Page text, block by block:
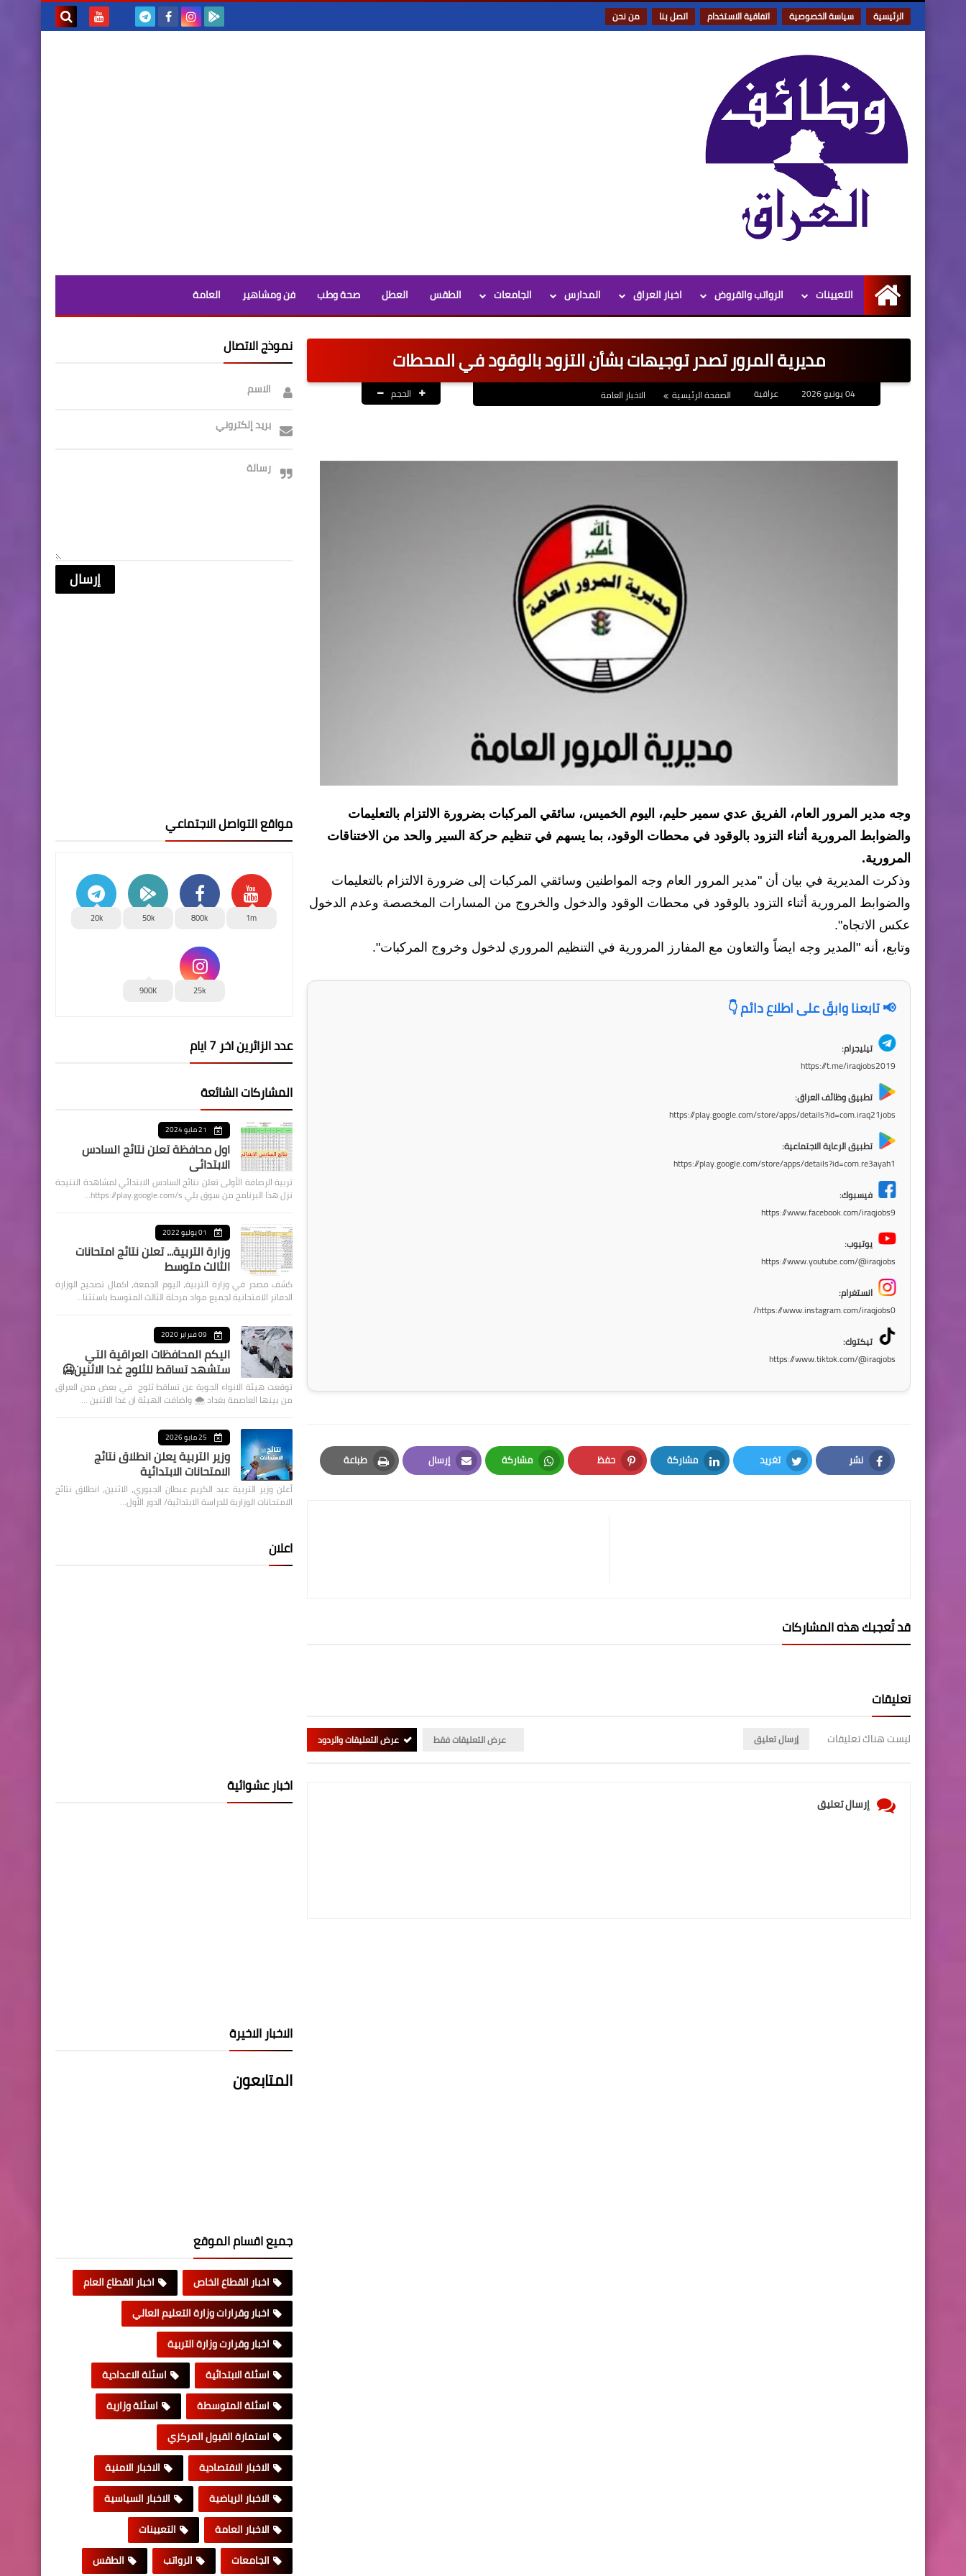
الرئيسية سياسة الخصوصية اتفاقية الاستخدام اتصل بنا من نحن
الرئيسية
التعيينات الرواتب والقروض اخبار العراق المدارس الجامعات الطقس العطل صحة وطب فن ومشاهير العامة
مديرية المرور تصدر توجيهات بشأن التزود بالوقود في المحطات
عراقية الصفحة الرئيسية الاخبار العامة الحجم
وجه مدير المرور العام، الفريق عدي سمير حليم، اليوم الخميس، سائقي المركبات بضرورة الالتزام بالتعليمات
والضوابط المرورية أثناء التزود بالوقود في محطات الوقود، بما يسهم في تنظيم حركة السير والحد من الاختناقات
المرورية.
وذكرت المديرية في بيان أن "مدير المرور العام وجه المواطنين وسائقي المركبات إلى ضرورة الالتزام بالتعليمات
والضوابط المرورية أثناء التزود بالوقود في محطات الوقود والدخول والخروج من المسارات المخصصة وعدم الدخول
عكس الاتجاه".
وتابع، أنه "المدير وجه ايضاً والتعاون مع المفارز المرورية في التنظيم المروري لدخول وخروج المركبات".
📢 تابعنا وابقَ على اطلاع دائم 👇
تيليجرام:
https://t.me/iraqjobs2019
تطبيق وظائف العراق:
https://play.google.com/store/apps/details?id=com.iraq21jobs
تطبيق الرعاية الاجتماعية:
https://play.google.com/store/apps/details?id=com.re3ayah1
فيسبوك:
https://www.facebook.com/iraqjobs9
يوتيوب:
https://www.youtube.com/@iraqjobs
انستغرام:
https://www.instagram.com/iraqjobs0/
تيكتوك:
https://www.tiktok.com/@iraqjobs
نشر
Facebook
تغريد
Twitter
مشاركة
LinkedIn
حفظ
Pinterest
مشاركة
Whatsapp
إرسال
Email
طباعة
Print
قد تُعجبك هذه المشاركات
تعليقات
ليست هناك تعليقات إرسال تعليق عرض التعليقات فقط عرض التعليقات والردود
إرسال تعليق
نموذج الاتصال
الاسم
بريد إلكتروني
رسالة
مواقع التواصل الاجتماعي
1m
800k
50k
20k
25k
900K
عدد الزائرين اخر 7 ايام
المشاركات الشائعة
21 مايو 2024
اول محافظة تعلن نتائج السادس
الابتدائي
تربية الرصافة الأولى تعلن نتائج السادس الابتدائي لمشاهدة النتيجة
نزل هذا البرنامج من سوق بلي https://play.google.com/s…
01 يوليو 2022
وزارة التربية... تعلن نتائج امتحانات
الثالث متوسط
كشف مصدر في وزارة التربية، اليوم الجمعة، اكمال تصحيح الوزارة
الدفاتر الامتحانية لجميع مواد مرحلة الثالث المتوسط باستثنا…
09 فبراير 2020
اليكم المحافظات العراقية التي
ستشهد تساقط للثلوج غدا الاثنين🥶
توقعت هيئة الانواء الجوية عن تساقط ثلوج في بعض مدن العراق
من بينها العاصمة بغداد ⁦🌨️⁩ واضافت الهيئة ان غدا الاثنين …
25 مايو 2026
وزير التربية يعلن انطلاق نتائج
الامتحانات الابتدائية
أعلن وزير التربية عبد الكريم عبطان الجبوري، الاثنين، انطلاق نتائج
الامتحانات الوزارية للدراسة الابتدائية/ الدور الأول…
اعلان
اخبار عشوائية
الاخبار الاخيرة
المتابعون
جميع اقسام الموقع
اخبار القطاع الخاص
اخبار القطاع العام
اخبار وقرارات وزارة التعليم العالي
اخبار وقرارت وزارة التربية
اسئلة الابتدائية
اسئلة الاعدادية
اسئلة المتوسطة
اسئلة وزارية
استمارة القبول المركزي
الاخبار الاقتصادية
الاخبار الامنية
الاخبار الرياضية
الاخبار السياسية
الاخبار العامة
التعيينات
الجامعات
الرواتب الطقس